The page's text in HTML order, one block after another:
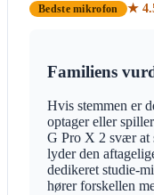
Bedste mikrofon ★
Familiens
Hvis stemmen er
optager eller
G Pro X 2 svær at
lyder den
dedikeret studie-
hører forskellen